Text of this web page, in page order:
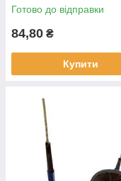
матеріали,
Готово до відправки
84,80 ₴
Купити